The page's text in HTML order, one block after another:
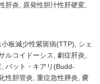
肝炎
原発性胆汁性肝硬変
小板減少性紫斑病(TTP)
シェ
ルコイドーシス
劇症肝炎
バット・キアリ(Budd-
性胆管炎 重症急性膵炎 嚢